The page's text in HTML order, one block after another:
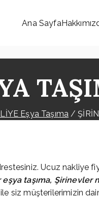
Nakliyat
Ana Sayfa
Eşya Taşıma
Ucuz nakliye
taşıma, Şirinevler
siz müşterilerimizin